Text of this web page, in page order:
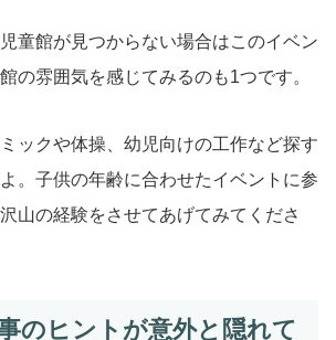
童館が見つからない場合はこのイベン
の雰囲気を感じてみるのも1つです。
ックや体操、幼児向けの工作など探す
。子供の年齢に合わせたイベントに参
山の経験をさせてあげてみてくださ
のヒントが意外と隠れて